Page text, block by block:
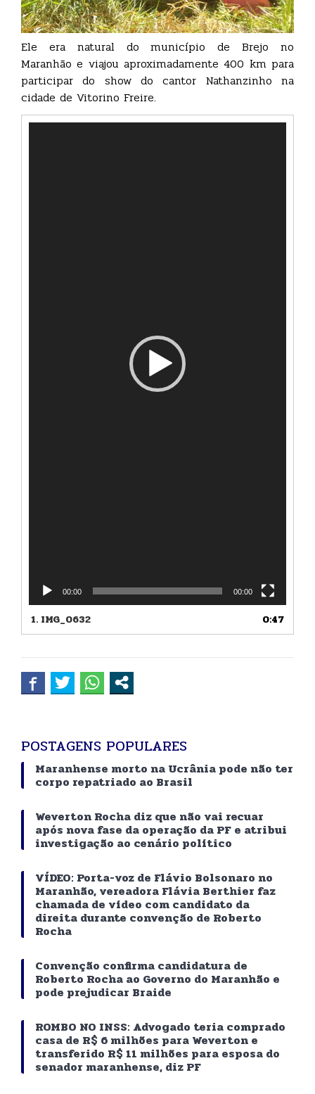
Ele era natural do município de Brejo no
Maranhão e viajou aproximadamente 400 km para
participar do show do cantor Nathanzinho na
cidade de Vitorino Freire.
00:00 00:00
1. IMG_0632 0:47
POSTAGENS POPULARES
Maranhense morto na Ucrânia pode não ter
corpo repatriado ao Brasil
Weverton Rocha diz que não vai recuar
após nova fase da operação da PF e atribui
investigação ao cenário político
VÍDEO: Porta-voz de Flávio Bolsonaro no
Maranhão, vereadora Flávia Berthier faz
chamada de vídeo com candidato da
direita durante convenção de Roberto
Rocha
Convenção confirma candidatura de
Roberto Rocha ao Governo do Maranhão e
pode prejudicar Braide
ROMBO NO INSS: Advogado teria comprado
casa de R$ 6 milhões para Weverton e
transferido R$ 11 milhões para esposa do
senador maranhense, diz PF